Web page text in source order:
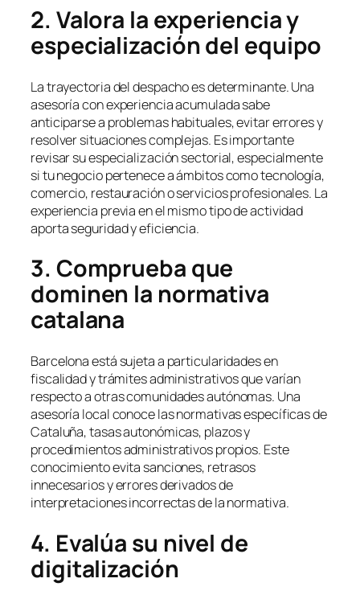
2. Valora la experiencia y
especialización del equipo
La trayectoria del despacho es determinante. Una
asesoría con experiencia acumulada sabe
anticiparse a problemas habituales, evitar errores y
resolver situaciones complejas. Es importante
revisar su especialización sectorial, especialmente
si tu negocio pertenece a ámbitos como tecnología,
comercio, restauración o servicios profesionales. La
experiencia previa en el mismo tipo de actividad
aporta seguridad y eficiencia.
3. Comprueba que
dominen la normativa
catalana
Barcelona está sujeta a particularidades en
fiscalidad y trámites administrativos que varían
respecto a otras comunidades autónomas. Una
asesoría local conoce las normativas específicas de
Cataluña, tasas autonómicas, plazos y
procedimientos administrativos propios. Este
conocimiento evita sanciones, retrasos
innecesarios y errores derivados de
interpretaciones incorrectas de la normativa.
4. Evalúa su nivel de
digitalización